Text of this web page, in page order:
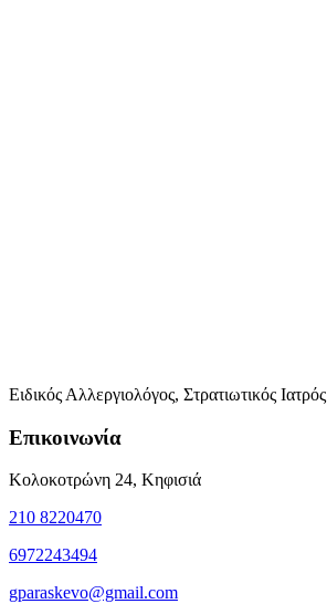
Ειδικός Αλλεργιολόγος, Στρατιωτικός Ιατρός
Επικοινωνία
Κολοκοτρώνη 24, Κηφισιά
210 8220470
6972243494
gparaskevo@gmail.com